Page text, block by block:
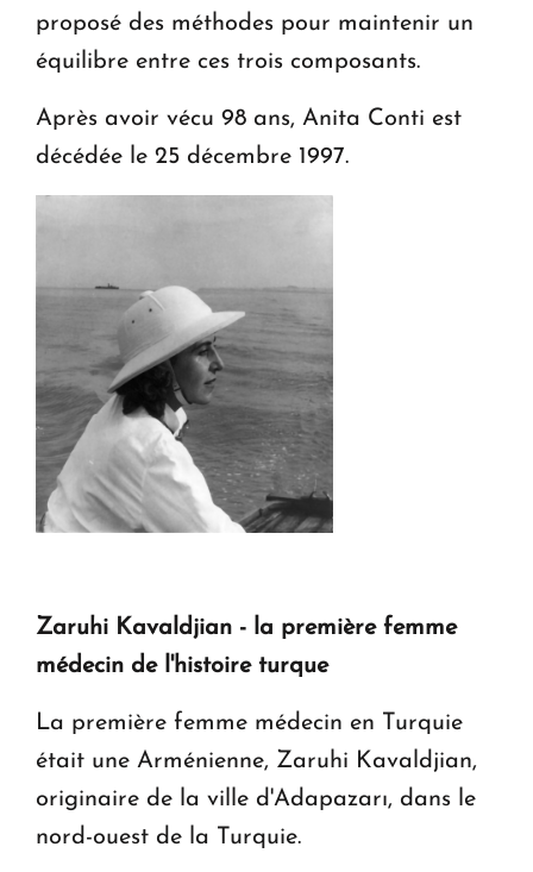
proposé des méthodes pour maintenir un
équilibre entre ces trois composants.
Après avoir vécu 98 ans, Anita Conti est
décédée le 25 décembre 1997.
Zaruhi Kavaldjian - la première femme
médecin de l'histoire turque
La première femme médecin en Turquie
était une Arménienne, Zaruhi Kavaldjian,
originaire de la ville d'Adapazarı, dans le
nord-ouest de la Turquie.